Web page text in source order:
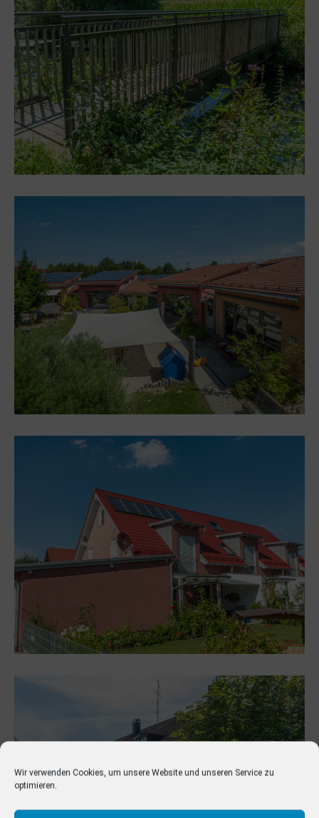
Wir verwenden Cookies, um unsere Website und unseren Service zu
optimieren.